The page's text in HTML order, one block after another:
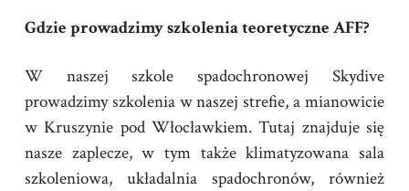
Gdzie prowadzimy szkolenia teoretyczne AFF?
W naszej szkole spadochronowej Skydive
prowadzimy szkolenia w naszej strefie, a mianowicie
w Kruszynie pod Włocławkiem. Tutaj znajduje się
nasze zaplecze, w tym także klimatyzowana sala
szkoleniowa, układalnia spadochronów, również